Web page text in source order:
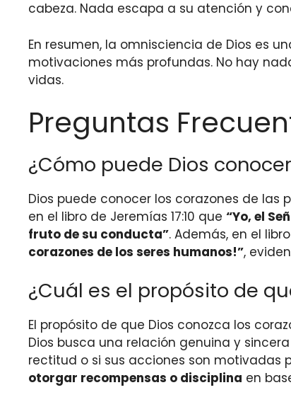
cabeza. Nada escapa a su atención y
En resumen, la omnisciencia de Dios es
motivaciones más profundas. No hay
vidas.
Preguntas
¿Cómo puede Dios
Dios puede conocer los corazones de las
en el libro de Jeremías 17:10 que “Yo, el
fruto de su conducta”. Además, en el
corazones de los seres humanos!”,
¿Cuál es el propósito de
El propósito de que Dios conozca los
Dios busca una relación genuina y
rectitud o si sus acciones son motivadas
otorgar recompensas o disciplina en